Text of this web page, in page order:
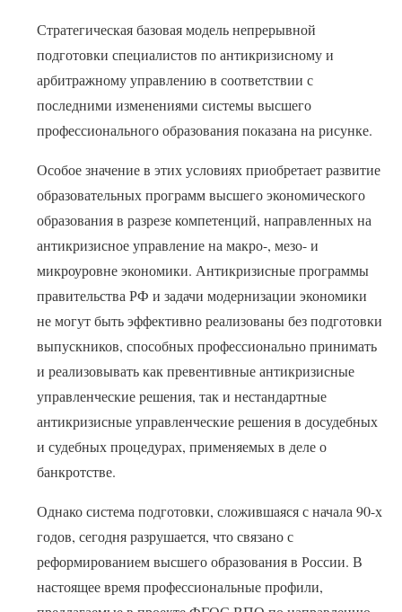
Стратегическая базовая модель непрерывной
подготовки специалистов по антикризисному и
арбитражному управлению в соответствии с
последними изменениями системы высшего
профессионального образования показана на рисунке.
Особое значение в этих условиях приобретает развитие
образовательных программ высшего экономического
образования в разрезе компетенций, направленных на
антикризисное управление на макро-, мезо- и
микроуровне экономики. Антикризисные программы
правительства РФ и задачи модернизации экономики
не могут быть эффективно реализованы без подготовки
выпускников, способных профессионально принимать
и реализовывать как превентивные антикризисные
управленческие решения, так и нестандартные
антикризисные управленческие решения в досудебных
и судебных процедурах, применяемых в деле о
банкротстве.
Однако система подготовки, сложившаяся с начала 90-х
годов, сегодня разрушается, что связано с
реформированием высшего образования в России. В
настоящее время профессиональные профили,